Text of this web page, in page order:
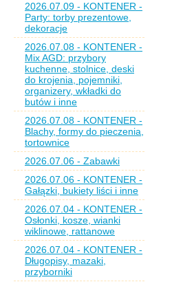
2026.07.09 - KONTENER -
Party: torby prezentowe,
dekoracje
2026.07.08 - KONTENER -
Mix AGD: przybory
kuchenne, stolnice, deski
do krojenia, pojemniki,
organizery, wkładki do
butów i inne
2026.07.08 - KONTENER -
Blachy, formy do pieczenia,
tortownice
2026.07.06 - Zabawki
2026.07.06 - KONTENER -
Gałązki, bukiety liści i inne
2026.07.04 - KONTENER -
Osłonki, kosze, wianki
wiklinowe, rattanowe
2026.07.04 - KONTENER -
Długopisy, mazaki,
przyborniki